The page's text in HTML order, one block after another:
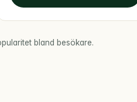
bland besökare.